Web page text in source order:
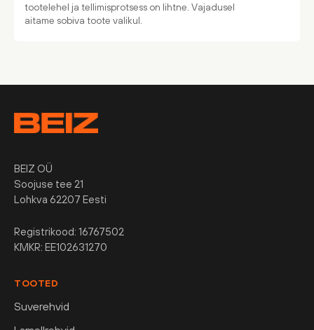
tootelehel ja tellimisprotsess on lihtne. Vajadusel
aitame sobiva toote valikul.
BEIZ OÜ
Soojuse tee 21
Lohkva 62207 Eesti
Registrikood: 16767502
KMKR: EE102631270
TOOTED
Suverehvid